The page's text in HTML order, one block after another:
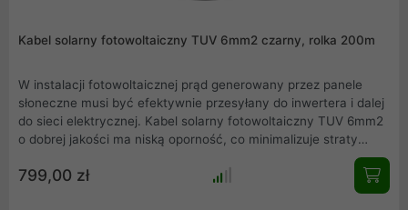
Kabel solarny fotowoltaiczny TUV 6mm2 czarny, rolka 200m
W instalacji fotowoltaicznej prąd generowany przez panele
słoneczne musi być efektywnie przesyłany do inwertera i dalej
do sieci elektrycznej. Kabel solarny fotowoltaiczny TUV 6mm2
o dobrej jakości ma niską oporność, co minimalizuje straty
zyskujemy wyższą wydajność i maksymalne wykorzystanie
energii wyprodukowanej przez panele. Inwestycja w dobry
799,00 zł